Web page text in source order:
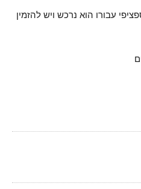
עבורו הוא נרכש ויש להזמין